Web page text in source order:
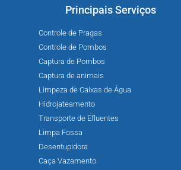
Principais Serviços
Controle de Pragas
Controle de Pombos
Captura de Pombos
Captura de animais
Limpeza de Caixas de Água
Hidrojateamento
Transporte de Efluentes
Limpa Fossa
Desentupidora
Caça Vazamento